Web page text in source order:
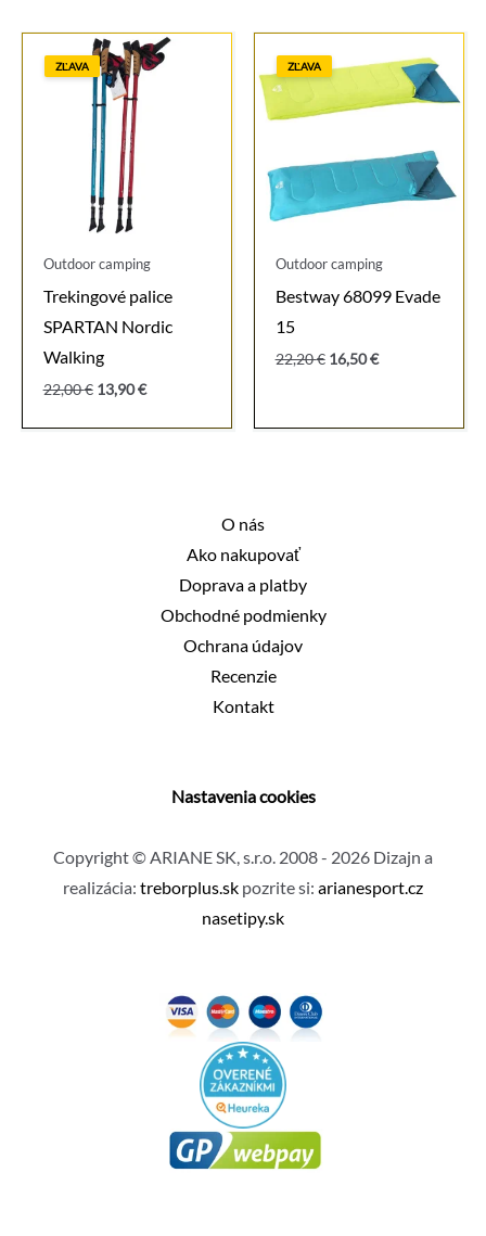
ZĽAVA
Outdoor camping
Trekingové palice
SPARTAN Nordic
Walking
22,00€ Pôvodná
bola:
13,90€Aktuálna
je:
ZĽAVA
Outdoor camping
Bestway 68099 Evade
15
22,20€ Pôvodná
16,50€Aktuálna
O nás
Ako nakupovať
Doprava a platby
Obchodné podmienky
Ochrana údajov
Recenzie
Kontakt
Nastavenia cookies
Copyright © ARIANE SK, s.r.o. 2008 - 2026 Dizajn a
realizácia: treborplus.sk pozrite si: arianesport.cz
nasetipy.sk